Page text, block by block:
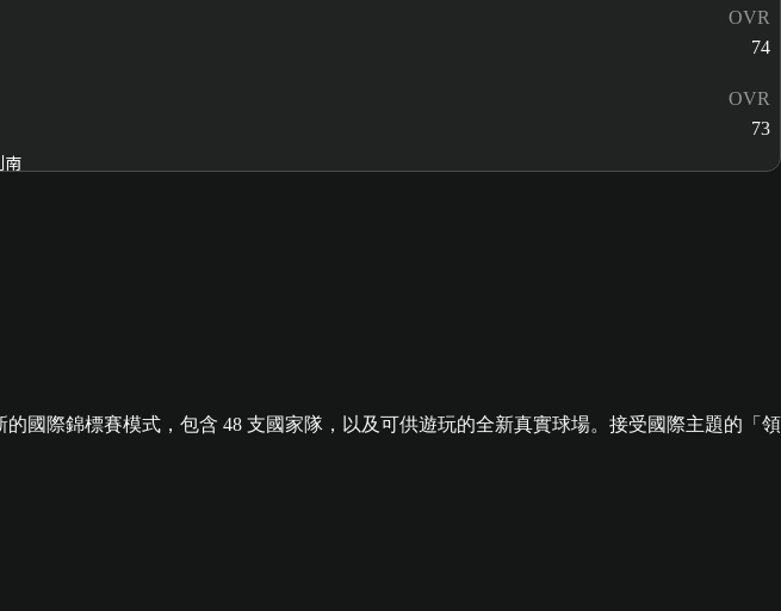
OVR
74
OVR
73
南
國際錦標賽模式，包含 48 支國家隊，以及可供遊玩的全新真實球場。接受國際主題的「領